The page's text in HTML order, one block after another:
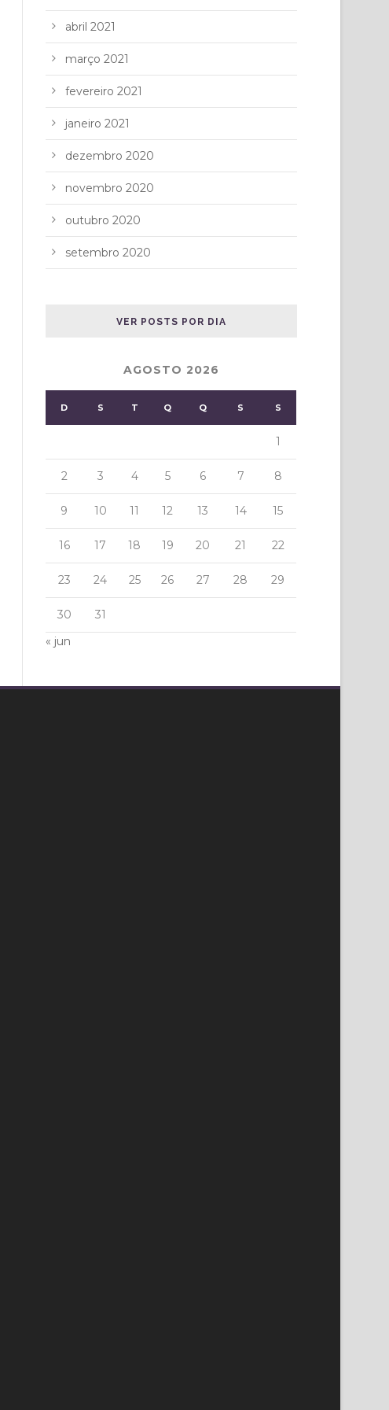
abril 2021
março 2021
fevereiro 2021
janeiro 2021
dezembro 2020
novembro 2020
outubro 2020
setembro 2020
VER POSTS POR DIA
AGOSTO 2026
D S T Q Q S S
1
2 3 4 5 6 7 8
9 10 11 12 13 14 15
16 17 18 19 20 21 22
23 24 25 26 27 28 29
30
31
« jun